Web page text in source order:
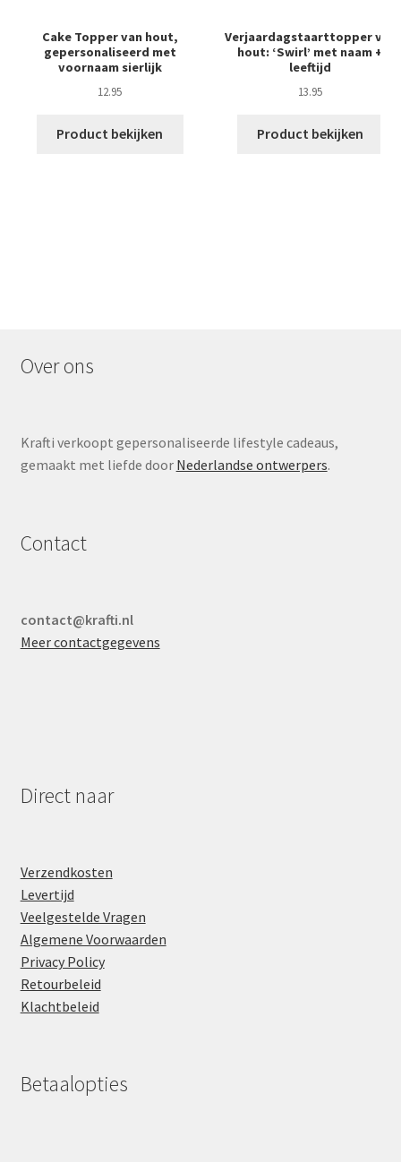
Cake Topper van hout,
gepersonaliseerd met
voornaam sierlijk
12.95
Product bekijken
Verjaardagstaarttopper van
hout: ‘Swirl’ met naam +
leeftijd
13.95
Product bekijken
Over ons
Krafti verkoopt gepersonaliseerde lifestyle cadeaus,
gemaakt met liefde door Nederlandse ontwerpers.
Contact
contact@krafti.nl
Meer contactgegevens
Direct naar
Verzendkosten
Levertijd
Veelgestelde Vragen
Algemene Voorwaarden
Privacy Policy
Retourbeleid
Klachtbeleid
Betaalopties